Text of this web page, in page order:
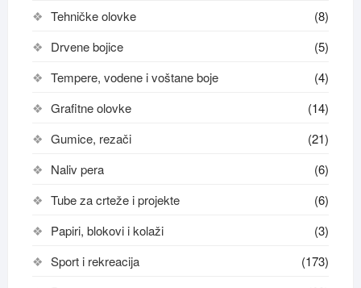
Tehničke olovke
(8)
Drvene bojice
(5)
Tempere, vodene i voštane boje
(4)
Grafitne olovke
(14)
Gumice, rezači
(21)
Naliv pera
(6)
Tube za crteže i projekte
(6)
Papiri, blokovi i kolaži
(3)
Sport i rekreacija
(173)